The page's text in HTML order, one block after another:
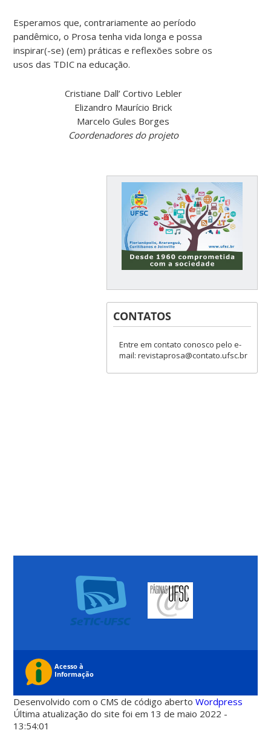
Esperamos que, contrariamente ao período
pandêmico, o Prosa tenha vida longa e possa
inspirar(-se) (em) práticas e reflexões sobre os
usos das TDIC na educação.
Cristiane Dall’ Cortivo Lebler
Elizandro Maurício Brick
Marcelo Gules Borges
Coordenadores do projeto
CONTATOS
Entre em contato conosco pelo e-
mail: revistaprosa@contato.ufsc.br
Desenvolvido com o CMS de código abertoWordpress
Última atualização do site foi em 13 de maio 2022 -
13:54:01